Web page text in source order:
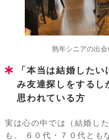
熟年シニアの出
「本当は結婚した
み友達探しをするし
思われている方
実は心の中では（結婚し
も、 ６０代・７０代とも